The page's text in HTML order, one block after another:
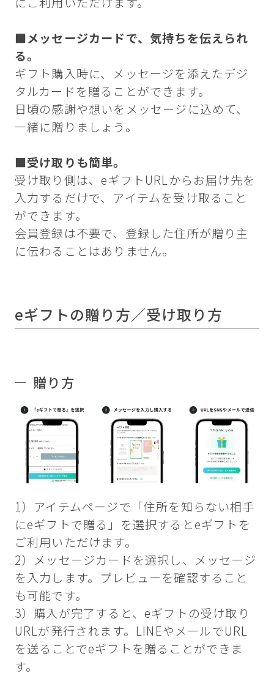
■メッセージカードで、気持ちを伝えられ
る。
ギフト購入時に、メッセージを添えたデジ
タルカードを贈ることができます。
日頃の感謝や想いをメッセージに込めて、
一緒に贈りましょう。
■受け取りも簡単。
受け取り側は、eギフトURLからお届け先を
入力するだけで、アイテムを受け取ること
ができます。
会員登録は不要で、登録した住所が贈り主
に伝わることはありません。
eギフトの贈り方／受け取り方
贈り方
1）アイテムページで「住所を知らない相手
にeギフトで贈る」を選択するとeギフトを
ご利用いただけます。
2）メッセージカードを選択し、メッセージ
を入力します。プレビューを確認すること
も可能です。
3）購入が完了すると、eギフトの受け取り
URLが発行されます。LINEやメールでURL
を送ることでeギフトを贈ることができま
す。